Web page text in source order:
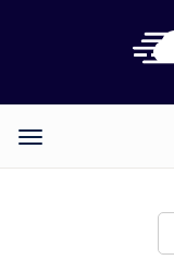
Categories